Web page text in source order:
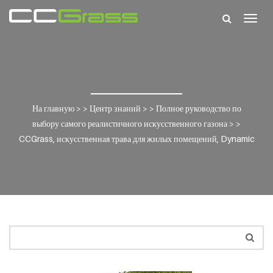
На главную> > Центр знаний > > Полное руководство по
выбору самого реалистичного искусственного газона > >
CCGrass, искусственная трава для жилых помещений, Dynamic